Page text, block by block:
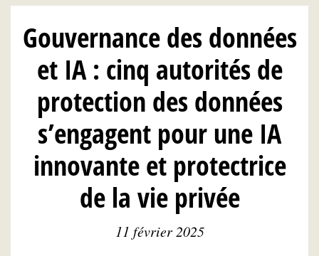
I
L
Gouvernance des données
et IA : cinq autorités de
protection des données
s’engagent pour une IA
innovante et protectrice
de la vie privée
11 février 2025